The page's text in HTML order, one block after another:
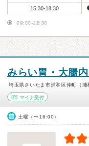
15:30-18:30
09:00-12:30
みらい胃・大腸
埼玉県さいたま市浦和区仲町（浦
マイナ受付
土曜（〜16:00）